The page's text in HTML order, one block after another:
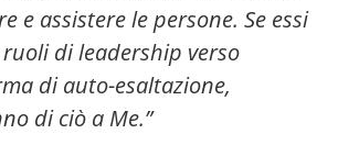
e assistere le persone. Se essi
di leadership verso
di auto-esaltazione,
di ciò a Me.”